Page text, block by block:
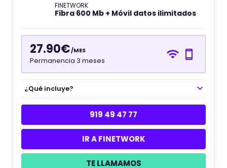
FINETWORK
Fibra 600 Mb + Móvil datos ilimitados
27.90€/MES
Permanencia 3 meses
¿Qué incluye?
919 49 47 77
IR A FINETWORK
TE LLAMAMOS